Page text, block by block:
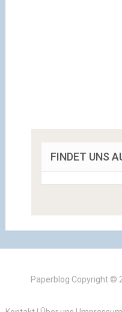
FINDET UNS
Paperblog Copyright ©